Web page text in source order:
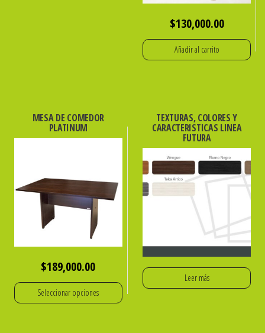
$130,000.00
Añadir al carrito
MESA DE COMEDOR
PLATINUM
$189,000.00
Seleccionar opciones
TEXTURAS, COLORES Y
CARACTERISTICAS LINEA
FUTURA
Leer más